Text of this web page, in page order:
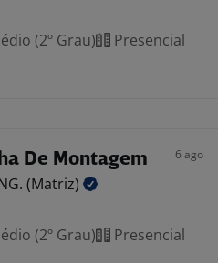
(2º Grau)
Presencial
De Montagem 6 ago
(Matriz)
(2º Grau)
Presencial